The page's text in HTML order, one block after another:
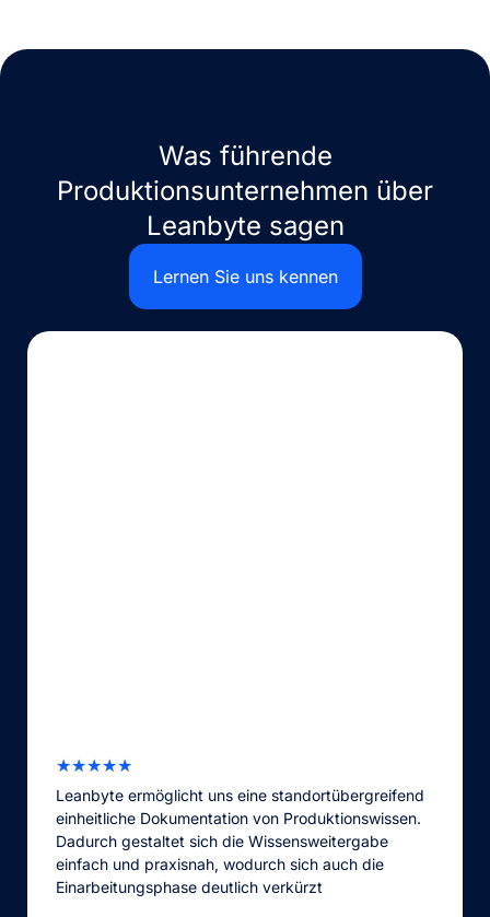
Was führende
Produktionsunternehmen über
Leanbyte sagen
Lernen Sie uns kennen
★★★★★
Leanbyte ermöglicht uns eine standortübergreifend
einheitliche Dokumentation von Produktionswissen.
Dadurch gestaltet sich die Wissensweitergabe
einfach und praxisnah, wodurch sich auch die
Einarbeitungsphase deutlich verkürzt